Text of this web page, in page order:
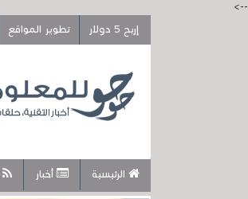
-->
إربح 5 دولار
تطوير المواقع
الرئيسية أخبار